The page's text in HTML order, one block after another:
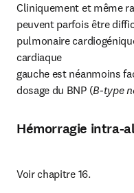
Cliniquement et même
peuvent parfois être
pulmonaire
cardiaque
gauche est néanmoins
dosage du BNP (B-type
Hémorragie intra-
Voir chapitre 16.